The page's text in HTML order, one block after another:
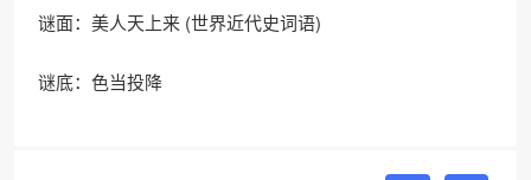
谜面：美人天上来 (世界近代史词语)
谜底：色当投降